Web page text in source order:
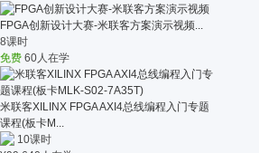
FPGA创新设计大赛-米联客方案演示视频...
8课时
免费 60人在学
米联客XILINX FPGA AXI4总线编程入门专题
课程(板卡M...
10课时